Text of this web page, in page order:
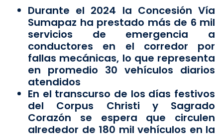
Durante el 2024 la Concesión Vía
Sumapaz ha prestado más de 6 mil
servicios de emergencia a
conductores en el corredor por
fallas mecánicas, lo que representa
en promedio 30 vehículos diarios
atendidos
En el transcurso de los días festivos
del Corpus Christi y Sagrado
Corazón se espera que circulen
alrededor de 180 mil vehículos en la